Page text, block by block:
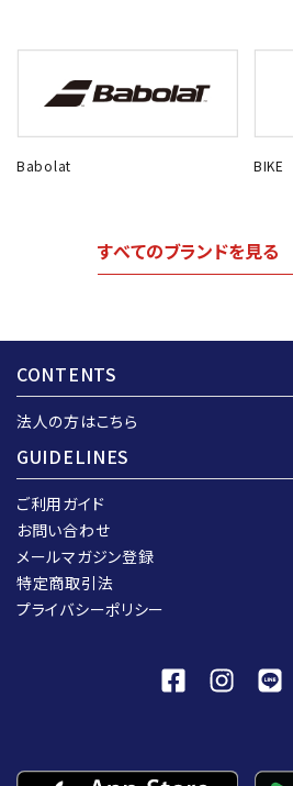
Babolat BIKE
すべてのブランドを見る
CONTENTS
法人の方はこちら
GUIDELINES
ご利用ガイド
お問い合わせ
メールマガジン登録
特定商取引法
プライバシーポリシー